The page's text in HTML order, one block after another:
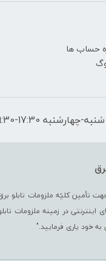
حساب ها
ترین فروشگاه های اینترنتی در
خود یاری فرمایید."